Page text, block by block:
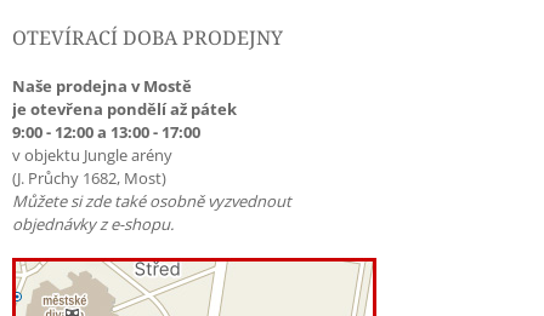
OTEVÍRACÍ DOBA PRODEJNY
Naše prodejna v Mostě
je otevřena pondělí až pátek
9:00 - 12:00 a 13:00 - 17:00
v objektu Jungle arény
(J. Průchy 1682, Most)
Můžete si zde také osobně vyzvednout
objednávky z e-shopu.